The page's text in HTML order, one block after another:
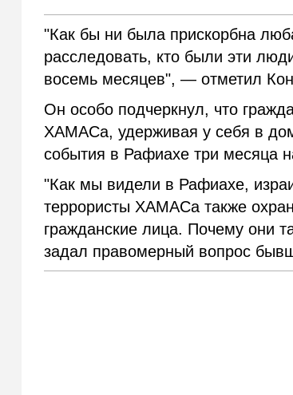
"Как бы ни была прискорбна
расследовать, кто были эти
восемь месяцев", — отметил
Он особо подчеркнул, что
ХАМАСа, удерживая у себя в
события в Рафиахе три месяца
"Как мы видели в Рафиахе,
террористы ХАМАСа также
гражданские лица. Почему они
задал правомерный вопрос